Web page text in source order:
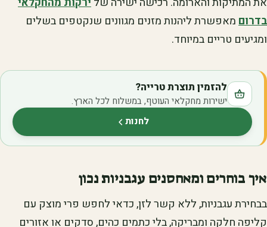
בדרוםמאפשרת ליהנות מזנים מגוונים שנקטפים בשלים
ומגיעים טריים במיוחד.
להזמין תוצרת טרייה?
ישירות מחקלאי העוטף, במשלוח לכל הארץ.
לחנות(נפתח בלשונית חדשה)
איך בוחרים ומאחסנים עגבניות נכון
בבחירת עגבניות, ללא קשר לזן, כדאי לחפש פרי מוצק עם
קליפה חלקה ומבריקה, בלי כתמים כהים, סדקים או אזורים